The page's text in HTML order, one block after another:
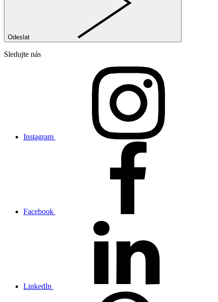
Odeslat
Sledujte nás
Instagram
Facebook
LinkedIn